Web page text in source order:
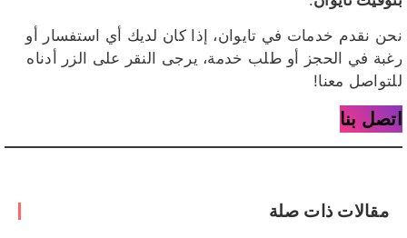
نحن نقدم خدمات في تايوان، إذا كان لديك أي استفسار أو
رغبة في الحجز أو طلب خدمة، يرجى النقر على الزر أدناه
للتواصل معنا!
اتصل بنا
مقالات ذات صلة